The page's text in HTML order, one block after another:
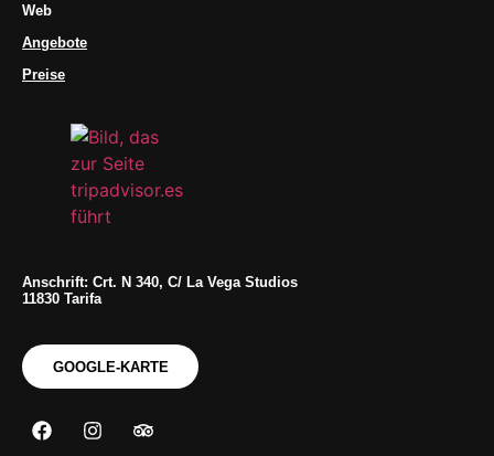
Web
Angebote
Preise
Anschrift: Crt. N 340, C/ La Vega Studios
11830 Tarifa
GOOGLE-KARTE